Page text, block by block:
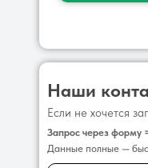
Запрос через форму
Данные полные —
Если не хочется
Наши